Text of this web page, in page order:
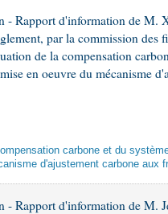
- Rapport d'information de M.
par la commission des
de la compensation
en oeuvre du mécanisme
carbone et du
d'ajustement carbone aux
- Rapport d'information de M.